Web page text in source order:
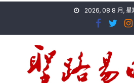
2026, 08 8 月, 星